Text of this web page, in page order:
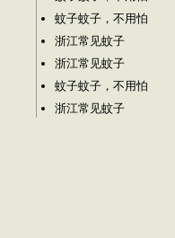
蚊子蚊子，不用怕
浙江常见蚊子
浙江常见蚊子
蚊子蚊子，不用怕
浙江常见蚊子